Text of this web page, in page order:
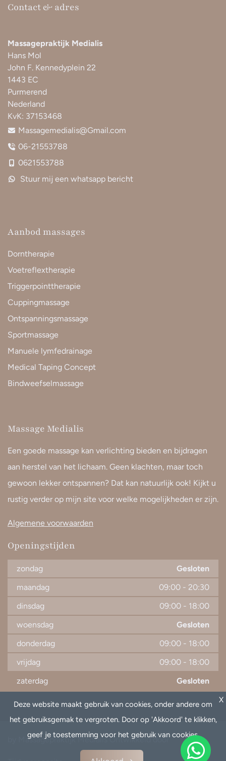
Contact & adres
Massagepraktijk Medialis
Hans Mol
John F. Kennedyplein 22
1443 EC
Purmerend
Nederland
Massagemedialis@Gmail.com
06-21553788
0621553788
Stuur mij een whatsapp bericht
KvK: 37153468
Aanbod massages
Dorntherapie
Voetreflextherapie
Triggerpointtherapie
Cuppingmassage
Ontspanningsmassage
Sportmassage
Manuele lymfedrainage
Medical Taping Concept
Bindweefselmassage
Massage Medialis
Een goede massage kan verlichting bieden en bijdragen
aan herstel van het lichaam. Geen klachten, maar toch
gewoon lekker ontspannen? Dat kan natuurlijk ook! Kijkt u
rustig verder op mijn site voor welke mogelijkheden er zijn.
Algemene voorwaarden
Openingstijden
zondag
Gesloten
maandag
09:00 - 20:30
dinsdag
09:00 - 18:00
woensdag
Gesloten
donderdag
09:00 - 18:00
vrijdag
09:00 - 18:00
zaterdag
Gesloten
by Massagepraktijk Medialis Ontwikkeld door
Deze website maakt gebruik van cookies, onder andere om
het gebruiksgemak te vergroten. Door op 'Akkoord' te klikken,
geef je toestemming voor het gebruik van cookies.
X